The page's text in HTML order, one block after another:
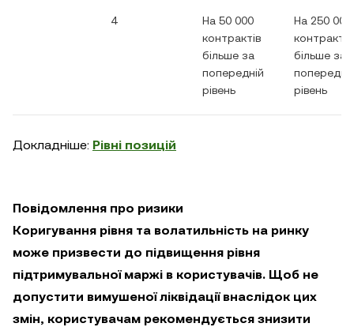
4
На 50 000
контрактів
більше за
попередній
рівень
На 250 000
контрактів
більше за
рівень
Докладніше: Рівні позицій
Повідомлення про ризики
Коригування рівня та волатильність на ринку
може призвести до підвищення рівня
підтримувальної маржі в користувачів. Щоб не
допустити вимушеної ліквідації внаслідок цих
змін, користувачам рекомендується знизити